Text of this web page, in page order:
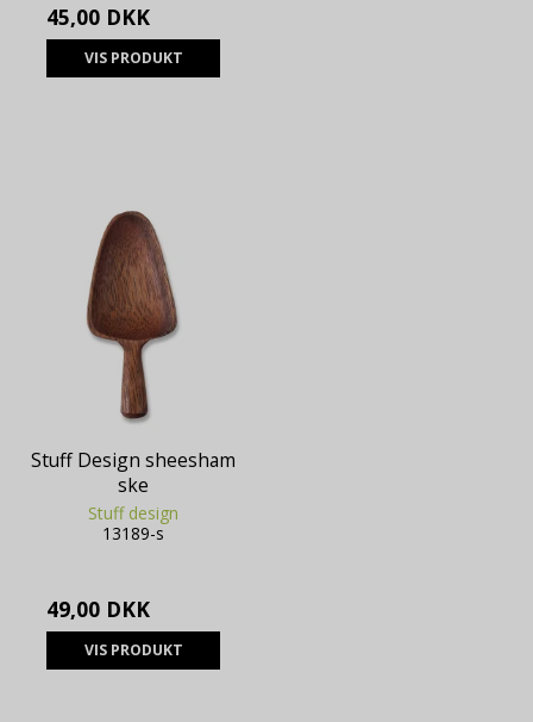
45,00 DKK
VIS PRODUKT
Stuff Design sheesham
ske
Stuff design
13189-s
49,00 DKK
VIS PRODUKT